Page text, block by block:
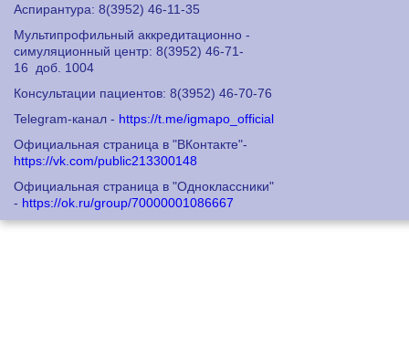
Аспирантура: 8(3952) 46-11-35
Мультипрофильный аккредитационно -
симуляционный центр: 8(3952) 46-71-
16
доб. 1004
Консультации пациентов: 8(3952) 46-70-76
Telegram-канал - https://t.me/igmapo_official
Официальная страница в "ВКонтакте"-
https://vk.com/public213300148
Официальная страница в "Одноклассники"
- https://ok.ru/group/70000001086667